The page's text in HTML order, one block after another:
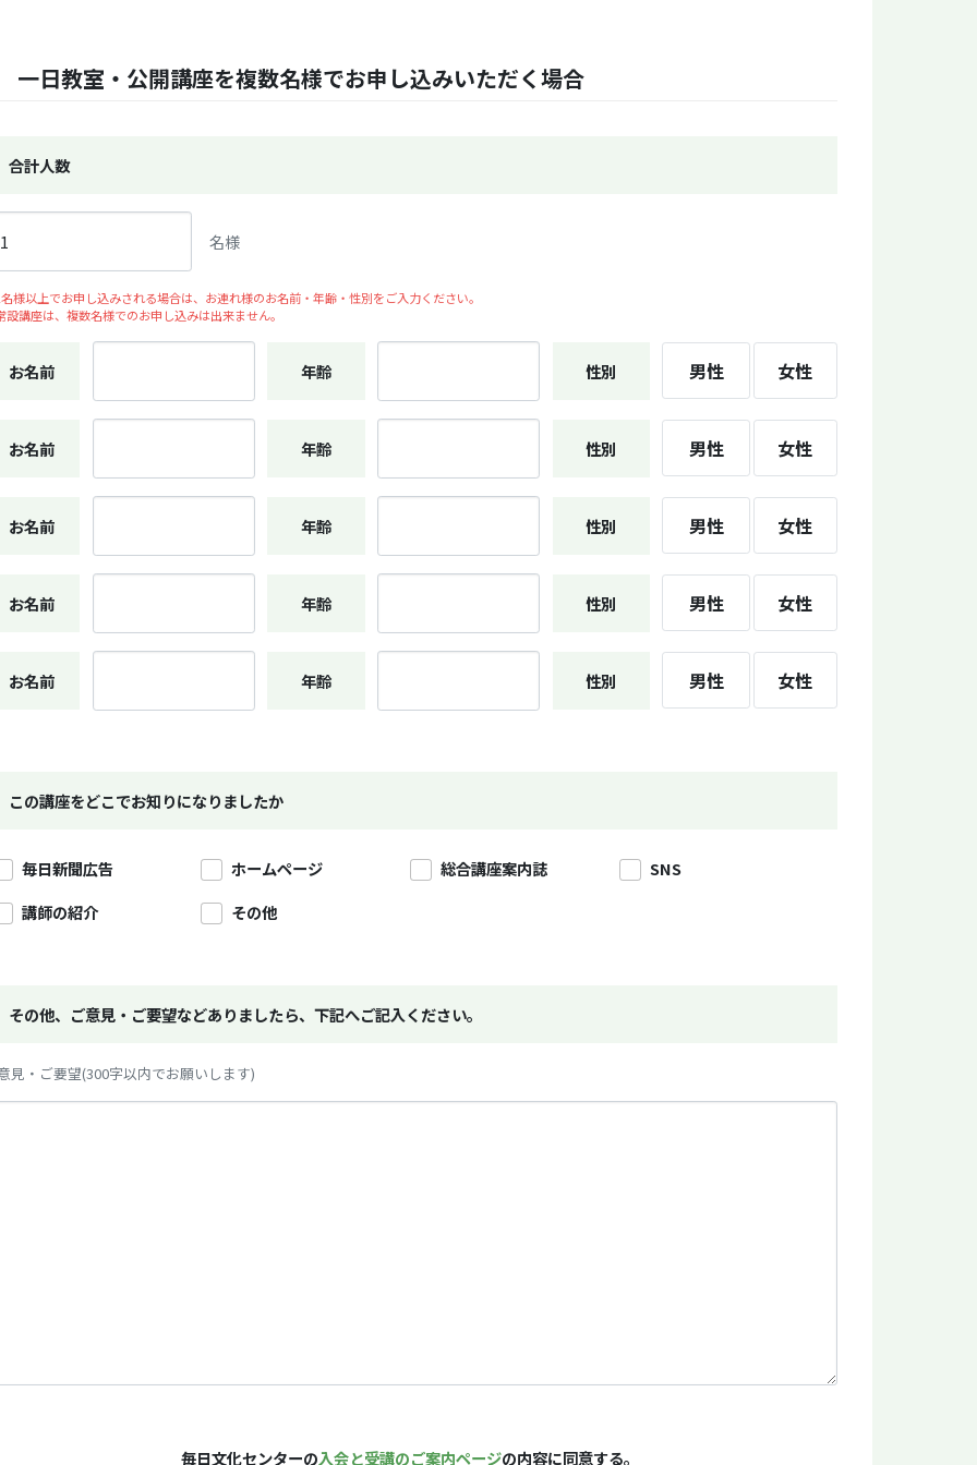
一日教室・公開講座を複数名様でお申し込みいただく場合
合計人数
名様
様以上でお申し込みされる場合は、お連れ様のお名前・年齢・性別をご入力ください。
講座は、複数名様でのお申し込みは出来ません。
お名前 年齢 性別 男性 女性
お名前 年齢 性別 男性 女性
お名前 年齢 性別 男性 女性
お名前 年齢 性別 男性 女性
お名前 年齢 性別 男性 女性
この講座をどこでお知りになりましたか
毎日新聞広告 ホームページ 総合講座案内誌
SNS
講師の紹介
その他
その他、ご意見・ご要望などありましたら、下記へご記入ください。
見・ご要望(300字以内でお願いします)
毎日文化センターの入会と受講のご案内ページの内容に同意する。